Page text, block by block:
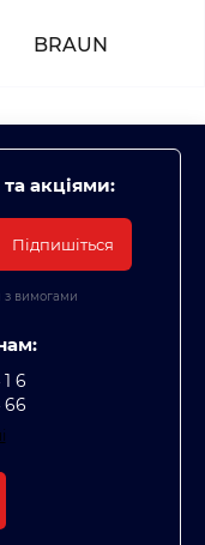
BRAUN
акціями:
Підпишіться
з вимогами
6
66